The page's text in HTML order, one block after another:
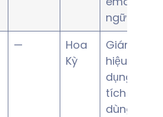
ngữ
—
Hoa
Kỳ
Giám sát
hiệu suất
dụng và
tích người
dùng